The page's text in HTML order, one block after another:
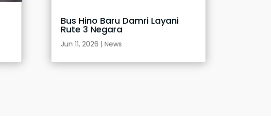
Bus Hino Baru Damri Layani
Rute 3 Negara
Jun 11, 2026 | News